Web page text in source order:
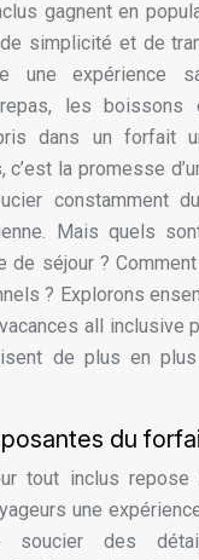
gagnent en
simplicité et de
une expérience
repas, les
dans un forfait
c’est la promesse
constamment
Mais quels
de séjour ?
? Explorons
all inclusive
de plus en
du
tout inclus repose
une
des